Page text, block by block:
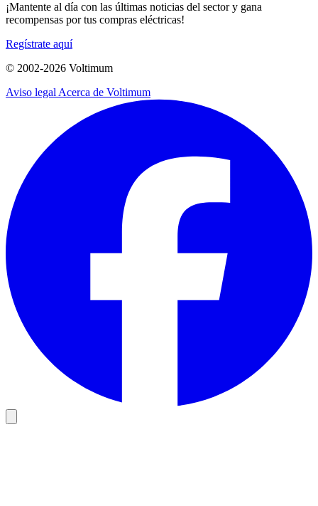
¡Mantente al día con las últimas noticias del sector y gana
recompensas por tus compras eléctricas!
Regístrate aquí
© 2002-2026 Voltimum
Aviso legal Acerca de Voltimum